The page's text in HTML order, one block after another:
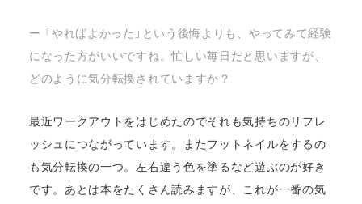
ー 「やればよかった」という後悔よりも、やってみて経験
になった方がいいですね。忙しい毎日だと思いますが、
どのように気分転換されていますか？
最近ワークアウトをはじめたのでそれも気持ちのリフレ
ッシュにつながっています。またフットネイルをするの
も気分転換の一つ。左右違う色を塗るなど遊ぶのが好き
です。あとは本をたくさん読みますが、これが一番の気